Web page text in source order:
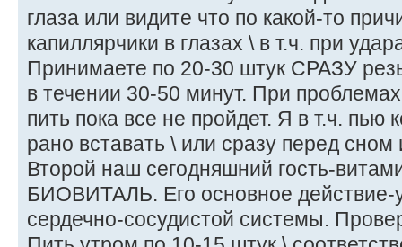
глаза или видите что по какой-то
капиллярчики в глазах \ в т.ч. при
Принимаете по 20-30 штук СРАЗУ
в течении 30-50 минут. При
пить пока все не пройдет. Я в т.ч. пью
рано вставать \ или сразу перед сном
Второй наш сегодняшний гость-
БИОВИТАЛЬ. Его основное
сердечно-сосудистой системы.